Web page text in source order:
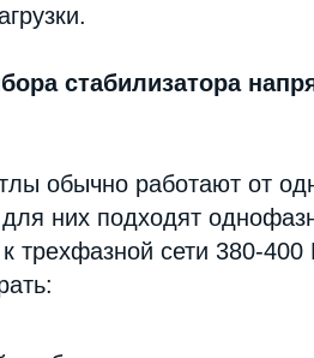
стабилизатора
обычно работают от
них подходят
трехфазной сети 380-